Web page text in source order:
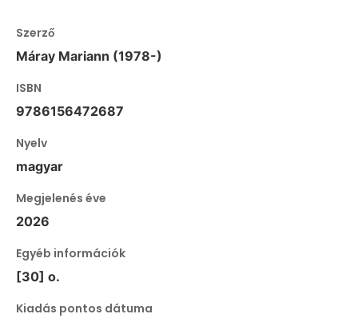
Szerző
Máray Mariann (1978-)
ISBN
9786156472687
Nyelv
magyar
Megjelenés éve
2026
Egyéb információk
[30] o.
Kiadás pontos dátuma